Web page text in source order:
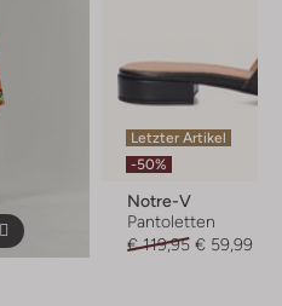
Letzter Artikel
-50%
Notre-V
Pantoletten
€ 119,95 € 59,99